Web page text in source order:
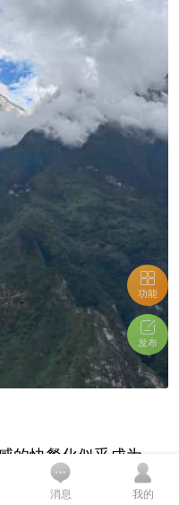
快餐化似乎成为一
地建立连接，一夜的
功能
发布
消息 我的